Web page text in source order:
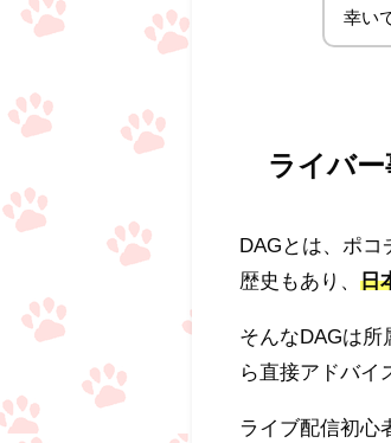
幸い
ライバー
DAGとは、ポコ
歴史もあり、日
そんなDAGは所
ら直接アドバイ
ライブ配信初心